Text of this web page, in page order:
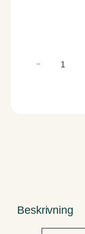
−
Beskrivning